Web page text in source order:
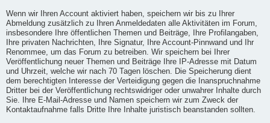
Wenn wir Ihren Account aktiviert haben, speichern wir bis zu Ihrer
Abmeldung zusätzlich zu Ihren Anmeldedaten alle Aktivitäten im Forum,
insbesondere Ihre öffentlichen Themen und Beiträge, Ihre Profilangaben,
Ihre privaten Nachrichten, Ihre Signatur, Ihre Account-Pinnwand und Ihr
Renommee, um das Forum zu betreiben. Wir speichern bei Ihrer
Veröffentlichung neuer Themen und Beiträge Ihre IP-Adresse mit Datum
und Uhrzeit, welche wir nach 70 Tagen löschen. Die Speicherung dient
dem berechtigten Interesse der Verteidigung gegen die Inanspruchnahme
Dritter bei der Veröffentlichung rechtswidriger oder unwahrer Inhalte durch
Sie. Ihre E-Mail-Adresse und Namen speichern wir zum Zweck der
Kontaktaufnahme falls Dritte Ihre Inhalte juristisch beanstanden sollten.